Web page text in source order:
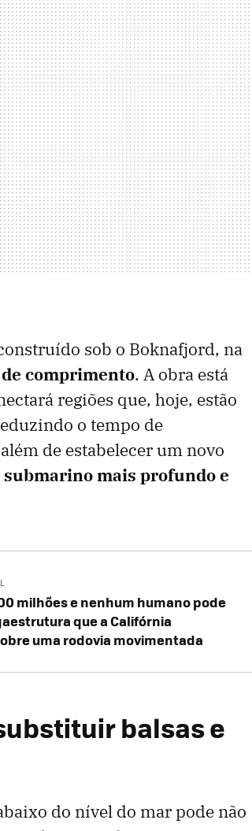
sob o Boknafjord, na
comprimento. A obra está
regiões que, hoje, estão
o tempo de
de estabelecer um novo
mais profundo e
milhões e nenhum humano pode
que a Califórnia
uma rodovia movimentada
balsas e
do nível do mar pode não